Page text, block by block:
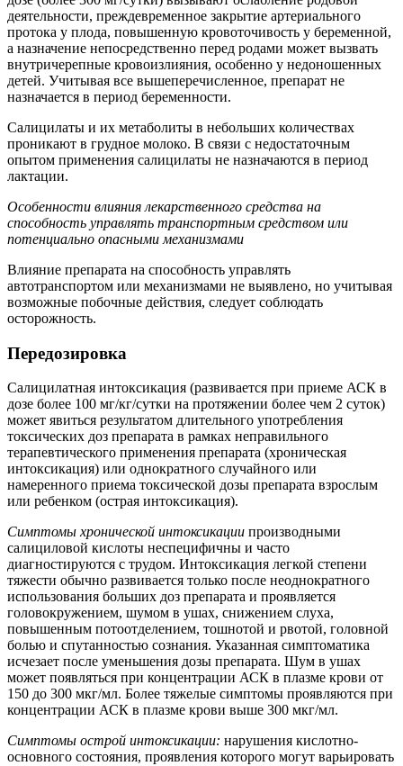
деятельности, преждевременное закрытие артериального
протока у плода, повышенную кровоточивость у беременной,
а назначение непосредственно перед родами может вызвать
внутричерепные кровоизлияния, особенно у недоношенных
детей. Учитывая все вышеперечисленное, препарат не
назначается в период беременности.
Салицилаты и их метаболиты в небольших количествах
проникают в грудное молоко. В связи с недостаточным
опытом применения салицилаты не назначаются в период
лактации.
Особенности влияния лекарственного средства на
способность управлять транспортным средством или
потенциально опасными механизмами
Влияние препарата на способность управлять
автотранспортом или механизмами не выявлено, но учитывая
возможные побочные действия, следует соблюдать
осторожность.
Передозировка
Салицилатная интоксикация (развивается при приеме АСК в
дозе более 100 мг/кг/сутки на протяжении более чем 2 суток)
может явиться результатом длительного употребления
токсических доз препарата в рамках неправильного
терапевтического применения препарата (хроническая
интоксикация) или однократного случайного или
намеренного приема токсической дозы препарата взрослым
или ребенком (острая интоксикация).
Симптомы хронической интоксикации производными
салициловой кислоты неспецифичны и часто
диагностируются с трудом. Интоксикация легкой степени
тяжести обычно развивается только после неоднократного
использования больших доз препарата и проявляется
головокружением, шумом в ушах, снижением слуха,
повышенным потоотделением, тошнотой и рвотой, головной
болью и спутанностью сознания. Указанная симптоматика
исчезает после уменьшения дозы препарата. Шум в ушах
может появляться при концентрации АСК в плазме крови от
150 до 300 мкг/мл. Более тяжелые симптомы проявляются при
концентрации АСК в плазме крови выше 300 мкг/мл.
Симптомы острой интоксикации: нарушения кислотно-
основного состояния, проявления которого могут варьировать